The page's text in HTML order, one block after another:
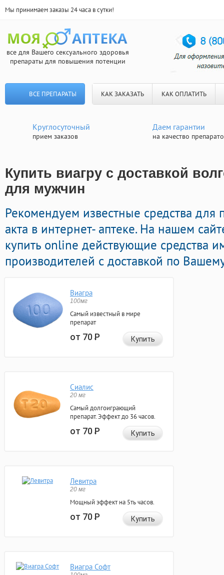
Мы принимаем заказы 24 часа в сутки!
все для Вашего сексуального здоровья
препараты для повышения потенции
ВСЕ ПРЕПАРАТЫ КАК ЗАКАЗАТЬ КАК ОПЛАТИТЬ
Круглосуточный
прием заказов
Даем гарантии
на качество
Купить виагру с доставкой
для мужчин
Рекомендуем известные средства для
акта в интернет- аптеке. На нашем
купить online действующие средства
производителей с доставкой по
Виагра
100мг
Самый известный в мире
препарат
от 70Р Купить
Сиалис
20 мг
Самый долгоиграющий
препарат. Эффект до 36 часов.
от 70Р Купить
Левитра
20 мг
Мощный эффект на 5ть часов.
от 70Р Купить
Виагра Софт